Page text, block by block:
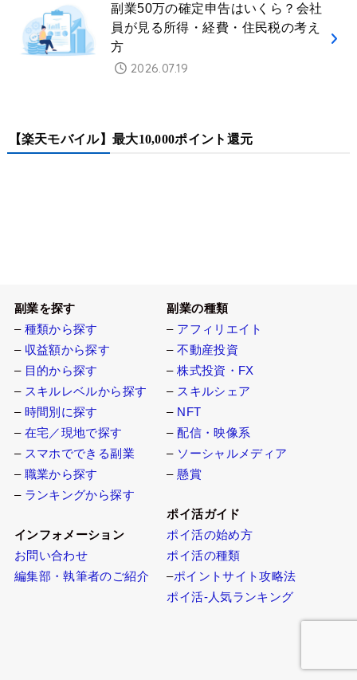
副業50万の確定申告はいくら？会社
員が見る所得・経費・住民税の考え
方
2026.07.19
【楽天モバイル】最大10,000ポイント還元
副業を探す
– 種類から探す
– 収益額から探す
– 目的から探す
– スキルレベルから探す
– 時間別に探す
– 在宅／現地で探す
– スマホでできる副業
– 職業から探す
– ランキングから探す
インフォメーション
お問い合わせ
編集部・執筆者のご紹介
副業の種類
– アフィリエイト
–不動産投資
–株式投資・FX
– スキルシェア
– NFT
– 配信・映像系
– ソーシャルメディア
–懸賞
ポイ活ガイド
ポイ活の始め方
ポイ活の種類
–ポイントサイト攻略法
ポイ活-人気ランキング